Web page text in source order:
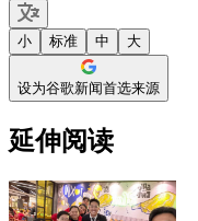
小 标准 中 大
设为谷歌新闻首选来源
延伸阅读